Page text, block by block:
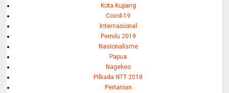
Kota Kupang
Covid-19
Internasional
Pemilu 2019
Nasionalisme
Papua
Nagekeo
Pilkada NTT 2018
Pertanian